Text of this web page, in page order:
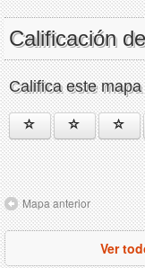
Calificación
Califica este mapa
Mapa anterior
Ver